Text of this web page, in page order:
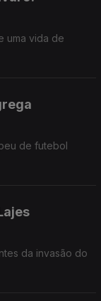
uma vida de
de futebol
da invasão do